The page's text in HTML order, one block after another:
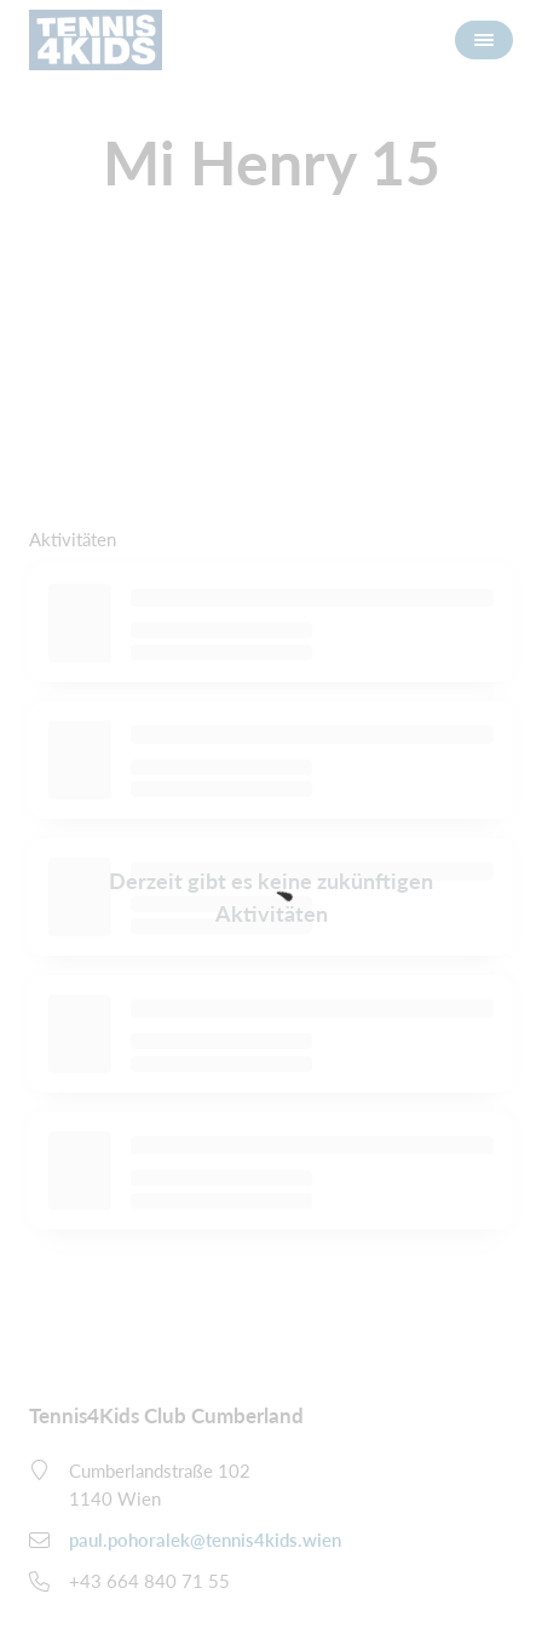
Mi Henry 15
Aktivitäten
Derzeit gibt es keine zukünftigen
Aktivitäten
Tennis4Kids Club Cumberland
Cumberlandstraße 102
1140 Wien
paul.pohoralek@tennis4kids.wien
+43 664 840 71 55